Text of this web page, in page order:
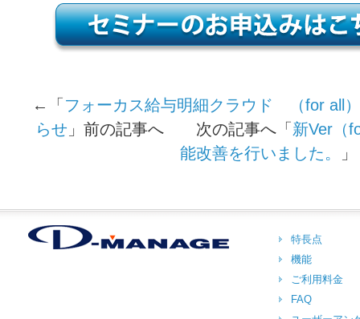
←「 フォーカス給与明細クラウド （for all
らせ 」前の記事へ 次の記事へ「 新Ver（
能改善を行いました。
特長点
機能
ご利用料金
FAQ